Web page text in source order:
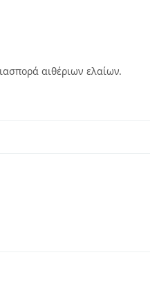
αιθέριων ελαίων.